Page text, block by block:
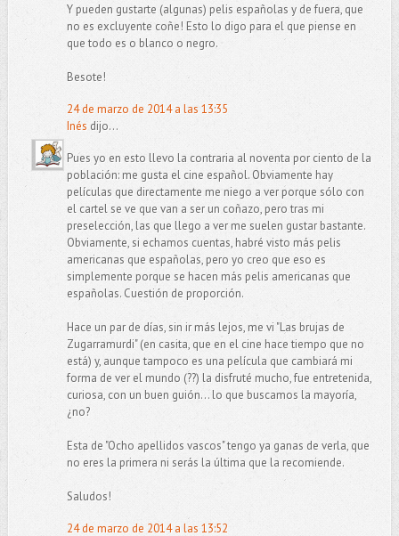
Y pueden gustarte (algunas) pelis españolas y de fuera, que
no es excluyente coñe! Esto lo digo para el que piense en
que todo es o blanco o negro.
Besote!
24 de marzo de 2014 a las 13:35
Inés dijo...
Pues yo en esto llevo la contraria al noventa por ciento de la
población: me gusta el cine español. Obviamente hay
películas que directamente me niego a ver porque sólo con
el cartel se ve que van a ser un coñazo, pero tras mi
preselección, las que llego a ver me suelen gustar bastante.
Obviamente, si echamos cuentas, habré visto más pelis
americanas que españolas, pero yo creo que eso es
simplemente porque se hacen más pelis americanas que
españolas. Cuestión de proporción.
Hace un par de días, sin ir más lejos, me vi "Las brujas de
Zugarramurdi" (en casita, que en el cine hace tiempo que no
está) y, aunque tampoco es una película que cambiará mi
forma de ver el mundo (??) la disfruté mucho, fue entretenida,
curiosa, con un buen guión... lo que buscamos la mayoría,
¿no?
Esta de "Ocho apellidos vascos" tengo ya ganas de verla, que
no eres la primera ni serás la última que la recomiende.
Saludos!
24 de marzo de 2014 a las 13:52